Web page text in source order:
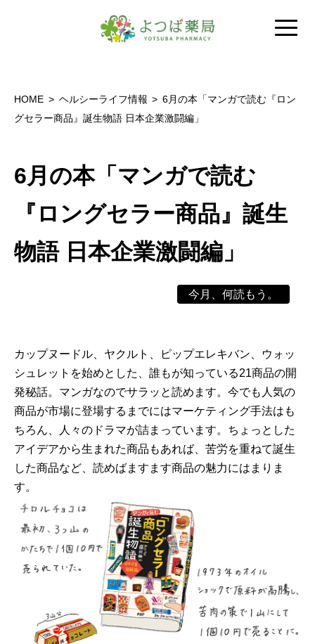
HOME ヘルシーライフ情報
6月の本「マンガで読む『ロン
グセラー商品』誕生物語 日本企業激闘編」
6月の本「マンガで読む
『ロングセラー商品』誕生
物語 日本企業激闘編」
今月、何読もう。
カップヌードル、ヤクルト、ピップエレキバン、ウォッ
シュレットを始めとした、誰もが知っている21商品の開
発秘話。マンガなのでサラッと読めます。今でも人気の
商品が市場に登場するまでにはマーケティング手法はも
ちろん、人々のドラマが詰まっています。ちょっとした
アイデアから生まれた商品もあれば、苦労を重ねて誕生
した商品など、読めばますます商品の魅力にはまりま
す。